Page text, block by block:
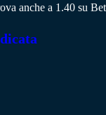
anche a 1.40 su